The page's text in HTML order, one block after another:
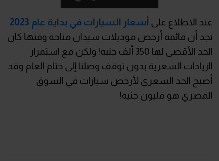
عند الاطلاع على أسعار السيارات في بداية عام 2023
نجد أن قائمة أرخص موديلات سيدان متاحة وقتها كان
الحد الأقصى لها 350 ألف جنيه! ولكن مع استمرار
الزيادات السعرية بدون توقف وصلنا إلى ختام العام وقد
أصبح الحد السعري لأرخص سيارات في السوق
المصري هو مليون جنيه!